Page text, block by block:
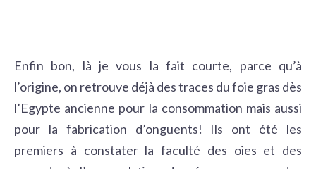
Enfin bon, là je vous la fait courte, parce qu’à
l’origine, on retrouve déjà des traces du foie gras dès
l’Egypte ancienne pour la consommation mais aussi
pour la fabrication d’onguents! Ils ont été les
premiers à constater la faculté des oies et des